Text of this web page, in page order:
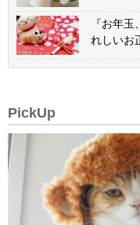
『お年
れしいお
PickUp